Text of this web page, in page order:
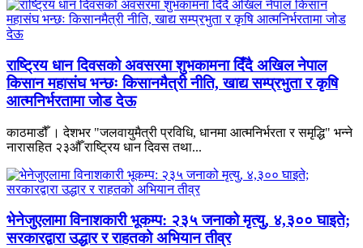
राष्ट्रिय धान दिवसको अवसरमा शुभकामना दिँदै अखिल नेपाल
किसान महासंघ भन्छः किसानमैत्री नीति, खाद्य सम्प्रभुता र कृषि
आत्मनिर्भरतामा जोड देऊ
काठमाडौँ । देशभर "जलवायुमैत्री प्रविधि, धानमा आत्मनिर्भरता र समृद्धि" भन्ने
नारासहित २३औँ राष्ट्रिय धान दिवस तथा...
भेनेजुएलामा विनाशकारी भूकम्प: २३५ जनाको मृत्यु, ४,३०० घाइते;
सरकारद्वारा उद्धार र राहतको अभियान तीव्र